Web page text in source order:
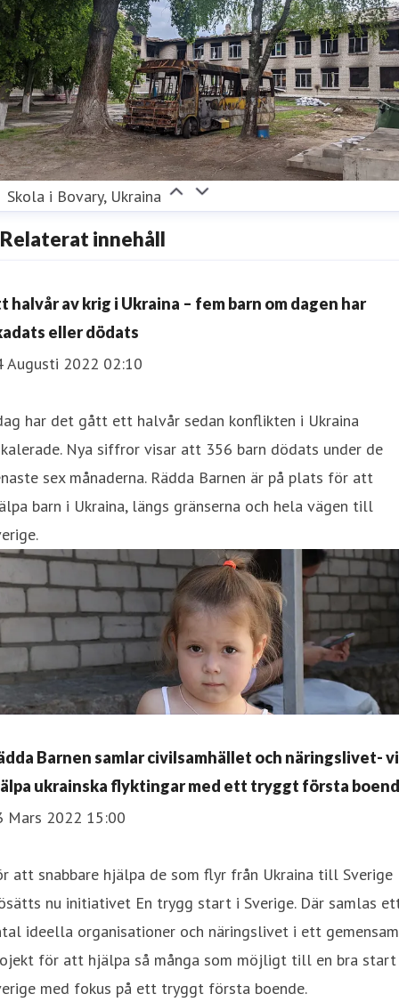
Skola i Bovary, Ukraina
Relaterat innehåll
halvår av krig i Ukraina – fem barn om dagen har
eller dödats
Augusti 2022 02:10
har det gått ett halvår sedan konflikten i Ukraina
Nya siffror visar att 356 barn dödats under de
sex månaderna. Rädda Barnen är på plats för att
barn i Ukraina, längs gränserna och hela vägen till
Barnen samlar civilsamhället och näringslivet-
ukrainska flyktingar med ett tryggt första
Mars 2022 15:00
att snabbare hjälpa de som flyr från Ukraina till Sverige
nu initiativet En trygg start i Sverige. Där samlas
ideella organisationer och näringslivet i ett
för att hjälpa så många som möjligt till en bra
med fokus på ett tryggt första boende.